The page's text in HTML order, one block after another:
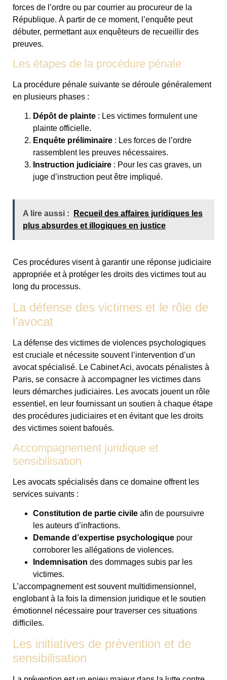
forces de l’ordre ou par courrier au procureur de la
République. À partir de ce moment, l’enquête peut
débuter, permettant aux enquêteurs de recueillir des
preuves.
Les étapes de la procédure pénale
La procédure pénale suivante se déroule généralement
en plusieurs phases :
Dépôt de plainte : Les victimes formulent une
plainte officielle.
Enquête préliminaire : Les forces de l’ordre
rassemblent les preuves nécessaires.
Instruction judiciaire : Pour les cas graves, un
juge d’instruction peut être impliqué.
A lire aussi :
Recueil des affaires juridiques les
plus absurdes et illogiques en justice
Ces procédures visent à garantir une réponse judiciaire
appropriée et à protéger les droits des victimes tout au
long du processus.
La défense des victimes et le rôle de
l’avocat
La défense des victimes de violences psychologiques
est cruciale et nécessite souvent l’intervention d’un
avocat spécialisé. Le Cabinet Aci, avocats pénalistes à
Paris, se consacre à accompagner les victimes dans
leurs démarches judiciaires. Les avocats jouent un rôle
essentiel, en leur fournissant un soutien à chaque étape
des procédures judiciaires et en évitant que les droits
des victimes soient bafoués.
Accompagnement juridique et
sensibilisation
Les avocats spécialisés dans ce domaine offrent les
services suivants :
Constitution de partie civile afin de poursuivre
les auteurs d’infractions.
Demande d’expertise psychologique pour
corroborer les allégations de violences.
Indemnisation des dommages subis par les
victimes.
L’accompagnement est souvent multidimensionnel,
englobant à la fois la dimension juridique et le soutien
émotionnel nécessaire pour traverser ces situations
difficiles.
Les initiatives de prévention et de
sensibilisation